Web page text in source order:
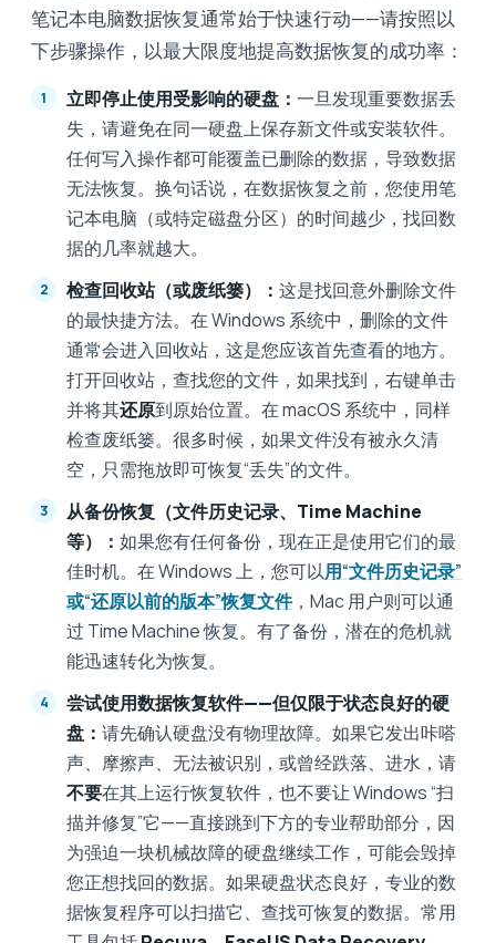
笔记本电脑数据恢复通常始于快速行动——请按照以
下步骤操作，以最大限度地提高数据恢复的成功率：
立即停止使用受影响的硬盘： 一旦发现重要数据丢
失，请避免在同一硬盘上保存新文件或安装软件。
任何写入操作都可能覆盖已删除的数据，导致数据
无法恢复。换句话说，在数据恢复之前，您使用笔
记本电脑（或特定磁盘分区）的时间越少，找回数
据的几率就越大。
检查回收站（或废纸篓）： 这是找回意外删除文件
的最快捷方法。在 Windows 系统中，删除的文件
通常会进入回收站，这是您应该首先查看的地方。
打开回收站，查找您的文件，如果找到，右键单击
并将其还原到原始位置。在 macOS 系统中，同样
检查废纸篓。很多时候，如果文件没有被永久清
空，只需拖放即可恢复“丢失”的文件。
从备份恢复（文件历史记录、Time Machine
等）： 如果您有任何备份，现在正是使用它们的最
佳时机。在 Windows 上，您可以用“文件历史记录”
或“还原以前的版本”恢复文件，Mac 用户则可以通
过 Time Machine 恢复。有了备份，潜在的危机就
能迅速转化为恢复。
尝试使用数据恢复软件——但仅限于状态良好的硬
盘： 请先确认硬盘没有物理故障。如果它发出咔嗒
声、摩擦声、无法被识别，或曾经跌落、进水，请
不要在其上运行恢复软件，也不要让 Windows “扫
描并修复”它——直接跳到下方的专业帮助部分，因
为强迫一块机械故障的硬盘继续工作，可能会毁掉
您正想找回的数据。如果硬盘状态良好，专业的数
据恢复程序可以扫描它、查找可恢复的数据。常用